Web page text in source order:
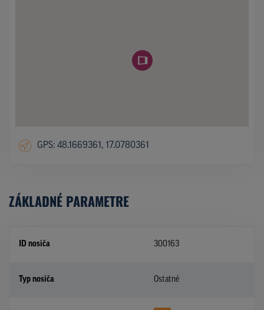
GPS: 48.1669361, 17.0780361
ZÁKLADNÉ PARAMETRE
ID nosiča 300163
Typ nosiča Ostatné